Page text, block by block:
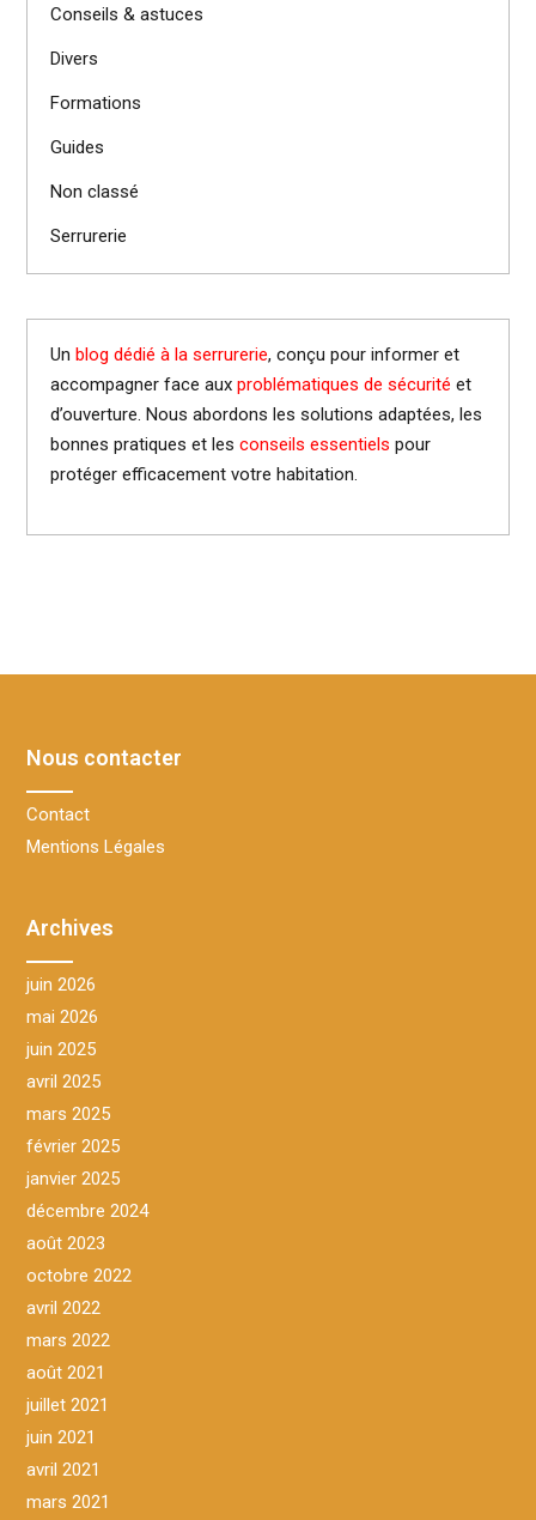
Conseils & astuces
Divers
Formations
Guides
Non classé
Serrurerie
Un blog dédié à la serrurerie, conçu pour informer et
accompagner face aux problématiques de sécurité et
d’ouverture. Nous abordons les solutions adaptées, les
bonnes pratiques et les conseils essentiels pour
protéger efficacement votre habitation.
Nous contacter
Contact
Mentions Légales
Archives
juin 2026
mai 2026
juin 2025
avril 2025
mars 2025
février 2025
janvier 2025
décembre 2024
août 2023
octobre 2022
avril 2022
mars 2022
août 2021
juillet 2021
juin 2021
avril 2021
mars 2021